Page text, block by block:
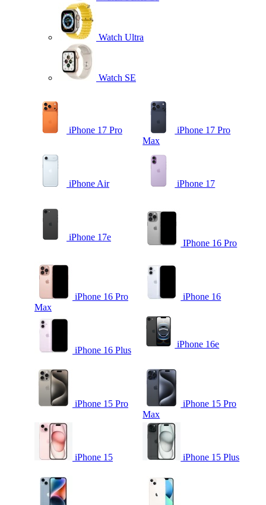
Watch Ultra
Watch SE
iPhone 17 Pro
iPhone 17 Pro
Max
iPhone Air iPhone 17
iPhone 17e
IPhone 16 Pro
iPhone 16 Pro
Max
iPhone 16
iPhone 16 Plus
iPhone 16e
iPhone 15 Pro
iPhone 15 Pro
Max
iPhone 15 iPhone 15 Plus